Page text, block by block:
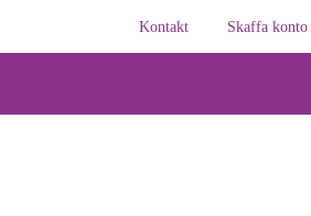
Kontakt
Skaffa konto